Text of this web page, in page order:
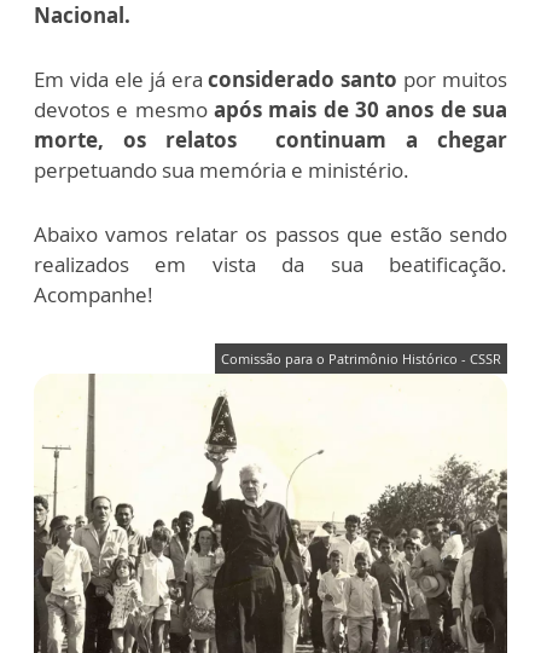
Nacional.
Em vida ele já eraconsiderado santo por muitos
devotos e mesmo após mais de 30 anos de sua
morte, os relatos continuam a chegar
perpetuando sua memória e ministério.
Abaixo vamos relatar os passos que estão sendo
realizados em vista da sua beatificação.
Acompanhe!
Comissão para o Patrimônio Histórico - CSSR